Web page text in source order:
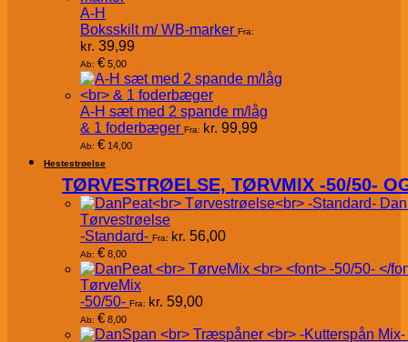
A-H
Boksskilt m/ WB-marker Fra:
kr. 39,99
Ab: € 5,00
A-H sæt med 2 spande m/låg
& 1 foderbæger Fra: kr. 99,99
Ab: € 14,00
Hestestrøelse
TØRVESTRØELSE, TØRVMIX -50/50-
Tørvestrøelse
-Standard- Fra: kr. 56,00
Ab: € 8,00
TørveMix
-50/50- Fra: kr. 59,00
Ab: € 8,00